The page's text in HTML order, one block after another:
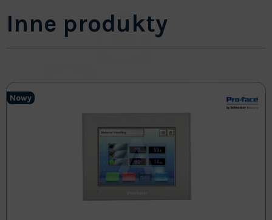
Inne produkty
Nowy